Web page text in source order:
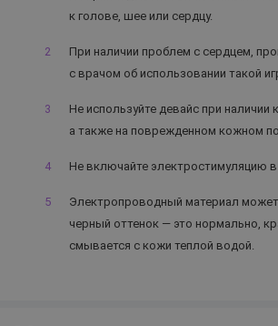
к голове, шее или сердцу.
При наличии проблем с сердцем,
с врачом об использовании такой
Не используйте девайс при наличии
а также на поврежденном кожном
Не включайте электростимуляцию
Электропроводный материал
черный оттенок — это нормально,
смывается с кожи теплой водой.